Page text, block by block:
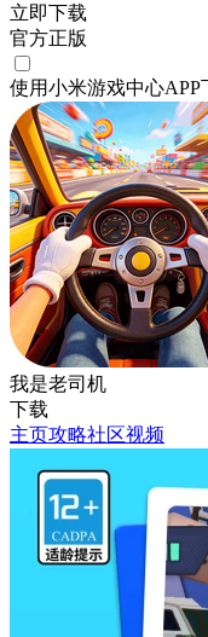
立即下载
官方正版
使用小米游戏中心APP
我是老司机
下载
主页攻略社区视频